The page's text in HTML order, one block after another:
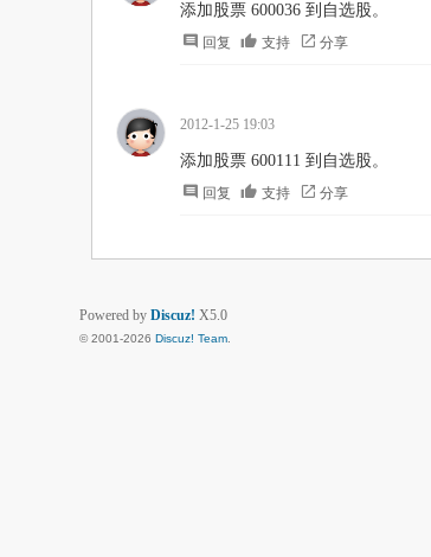
添加股票 600036 到自选股。
回复 支持 分享
2012-1-25 19:03
添加股票 600111 到自选股。
回复 支持 分享
Powered by Discuz! X5.0
© 2001-2026 Discuz! Team